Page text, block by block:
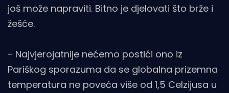
još može napraviti. Bitno je djelovati što brže i
žešće.
- Najvjerojatnije nećemo postići ono iz
Pariškog sporazuma da se globalna prizemna
temperatura ne poveća više od 1,5 Celzijusa u